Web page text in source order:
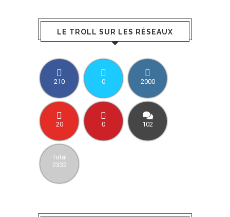
LE TROLL SUR LES RÉSEAUX
210 0 2000
20 0 102
Total
2332